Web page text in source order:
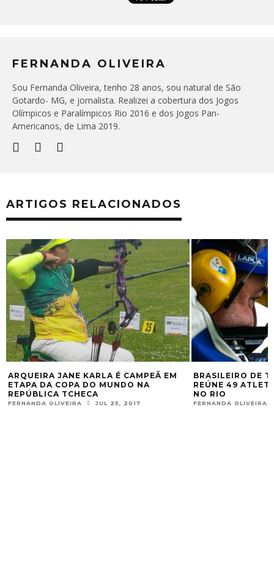
FERNANDA OLIVEIRA
Sou Fernanda Oliveira, tenho 28 anos, sou natural de São
Gotardo- MG, e jornalista. Realizei a cobertura dos Jogos
Olímpicos e Paralímpicos Rio 2016 e dos Jogos Pan-
Americanos, de Lima 2019.
ARTIGOS RELACIONADOS
ARQUEIRA JANE KARLA É CAMPEÃ EM
ETAPA DA COPA DO MUNDO NA
REPÚBLICA TCHECA
FERNANDA OLIVEIRA JUL 25, 2017
BRASILEIRO DE
REÚNE 49
NO RIO
FERNANDA OLIVEIRA